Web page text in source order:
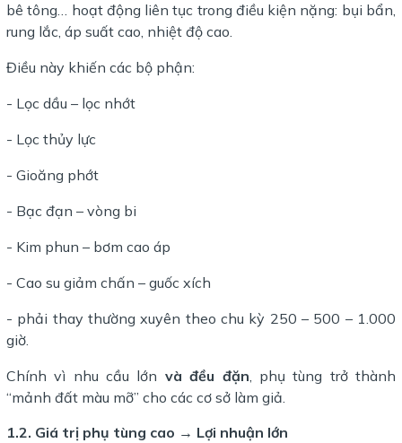
bê tông… hoạt động liên tục trong điều kiện nặng: bụi bẩn,
rung lắc, áp suất cao, nhiệt độ cao.
Điều này khiến các bộ phận:
- Lọc dầu – lọc nhớt
- Lọc thủy lực
- Gioăng phớt
- Bạc đạn – vòng bi
- Kim phun – bơm cao áp
- Cao su giảm chấn – guốc xích
- phải thay thường xuyên theo chu kỳ 250 – 500 – 1.000
giờ.
Chính vì nhu cầu lớn và đều đặn, phụ tùng trở thành
“mảnh đất màu mỡ” cho các cơ sở làm giả.
1.2. Giá trị phụ tùng cao → Lợi nhuận lớn